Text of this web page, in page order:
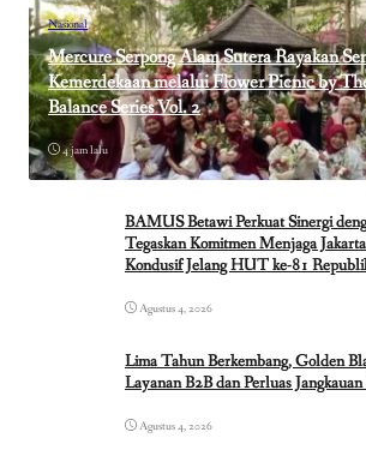
Nasional
Mercure Serpong Alam Sutera Rayakan
Kemerdekaan melalui Flower Picnic by
Balance Series Vol. 2
4 jam lalu
BAMUS Betawi Perkuat Sinergi
Tegaskan Komitmen Menjaga
Kondusif Jelang HUT ke-81
Agustus 4, 2026
Lima Tahun Berkembang, Golden
Layanan B2B dan Perluas Jangkauan
Agustus 4, 2026